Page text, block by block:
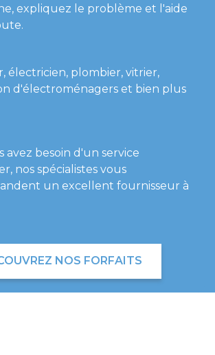
expliquez le problème et l'aide
électricien, plombier, vitrier,
d'électroménagers et bien plus
avez besoin d'un service
nos spécialistes vous
un excellent fournisseur à
NOS FORFAITS